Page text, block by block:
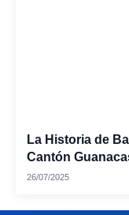
La Historia de
Cantón
26/07/2025